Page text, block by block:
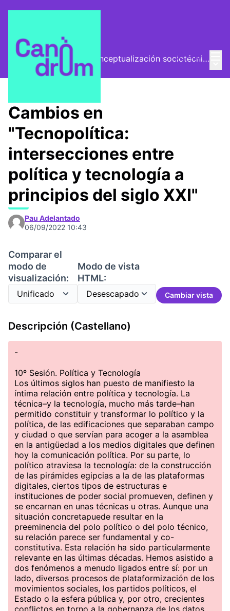
EntraEl Vector (vector de conceptualización sociotécnica)
Encuentros
Cambios en
"Tecnopolítica:
intersecciones entre
política y tecnología a
principios del siglo XXI"
Pau Adelantado
06/09/2022 10:43
Comparar el
modo de
visualización:
Modo de vista
HTML:
Cambiar vista
Descripción (Castellano)
-
10º Sesión. Política y Tecnología
Los últimos siglos han puesto de manifiesto la
íntima relación entre política y tecnología. La
técnica–y la tecnología, mucho más tarde–han
permitido constituir y transformar lo político y la
política, de las edificaciones que separaban campo
y ciudad o que servían para acoger a la asamblea
en la antigüedad a los medios digitales que definen
hoy la comunicación política. Por su parte, lo
político atraviesa la tecnología: de la construcción
de las pirámides egipcias a la de las plataformas
digitales, ciertos tipos de estructuras e
instituciones de poder social promueven, definen y
se encarnan en unas técnicas u otras. Aunque una
situación concretapuede resultar en la
preeminencia del polo político o del polo técnico,
su relación parece ser fundamental y co-
constitutiva. Esta relación ha sido particularmente
relevante en las últimas décadas. Hemos asistido a
dos fenómenos a menudo ligados entre sí: por un
lado, diversos procesos de plataformización de los
movimientos sociales, los partidos políticos, el
Estado o la esfera pública y, por otro, crecientes
conflictos en torno a la gobernanza de los datos,